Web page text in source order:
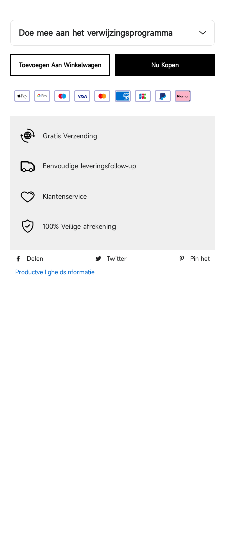
Doe mee aan het verwijzingsprogramma
Doorgaan
Toevoegen Aan Winkelwagen Nu Kopen
Gratis Verzending
Eenvoudige leveringsfollow-up
Klantenservice
100% Veilige afrekening
Delen Delen op Facebook Twitter Twitteren op Twitter Pin het
Productveiligheidsinformatie